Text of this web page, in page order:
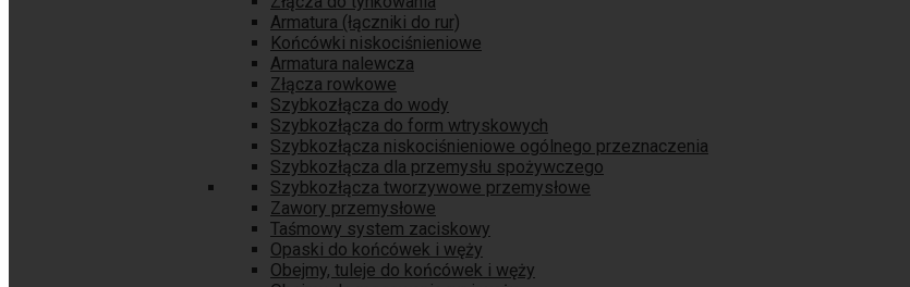
Armatura (łączniki do rur)
Końcówki niskociśnieniowe
Armatura nalewcza
Złącza rowkowe
Szybkozłącza do wody
Szybkozłącza do form wtryskowych
Szybkozłącza niskociśnieniowe ogólnego przeznaczenia
Szybkozłącza dla przemysłu spożywczego
Szybkozłącza tworzywowe przemysłowe
Zawory przemysłowe
Taśmowy system zaciskowy
Opaski do końcówek i węży
Obejmy, tuleje do końcówek i węży